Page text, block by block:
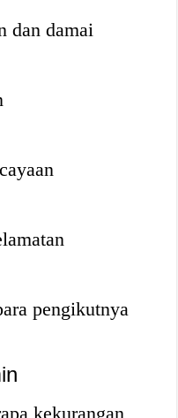
dan damai
pengikutnya
kekurangan